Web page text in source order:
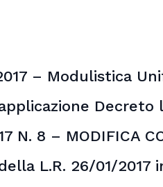
– Modulistica
N. 8 – MODIFICA
L.R. 26/01/2017